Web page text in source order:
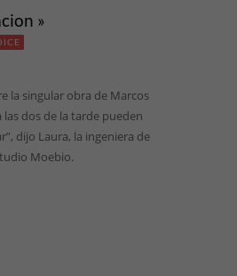
»
la singular obra de Marcos
las dos de la tarde pueden
dijo Laura, la ingeniera de
Moebio.